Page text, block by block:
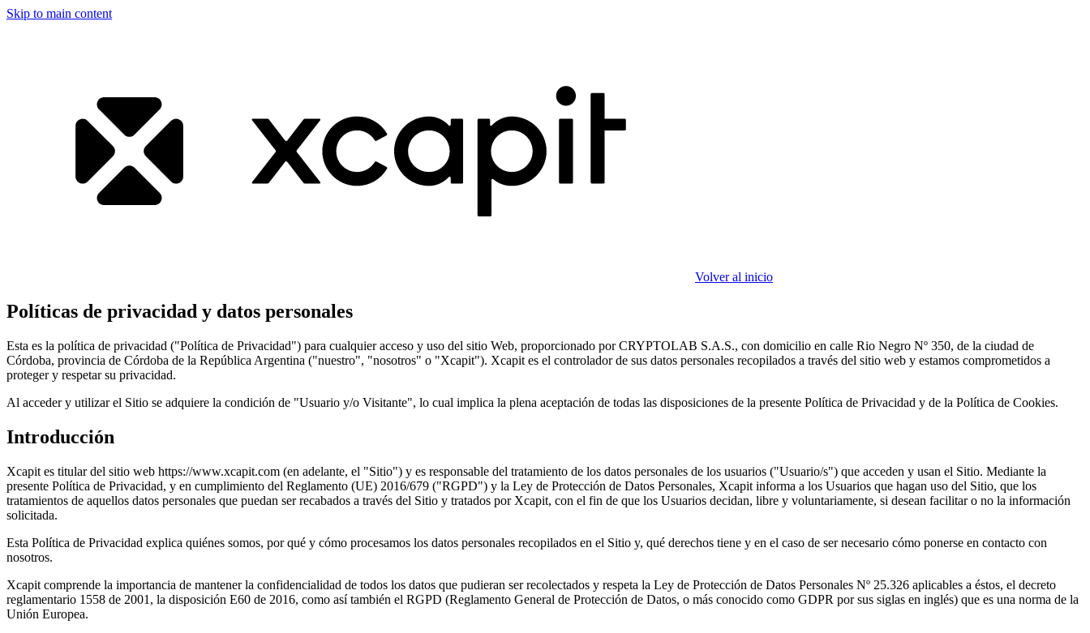
Skip to main content
Volver al inicio
Políticas de privacidad y datos personales
Esta es la política de privacidad ("Política de Privacidad") para cualquier acceso y uso del sitio Web, proporcionado por CRYPTOLAB S.A.S., con domicilio en calle Rio Negro Nº 350, de la ciudad de
Córdoba, provincia de Córdoba de la República Argentina ("nuestro", "nosotros" o "Xcapit"). Xcapit es el controlador de sus datos personales recopilados a través del sitio web y estamos comprometidos a
proteger y respetar su privacidad.
Al acceder y utilizar el Sitio se adquiere la condición de "Usuario y/o Visitante", lo cual implica la plena aceptación de todas las disposiciones de la presente Política de Privacidad y de la Política de Cookies.
Introducción
Xcapit es titular del sitio web https://www.xcapit.com (en adelante, el "Sitio") y es responsable del tratamiento de los datos personales de los usuarios ("Usuario/s") que acceden y usan el Sitio. Mediante la
presente Política de Privacidad, y en cumplimiento del Reglamento (UE) 2016/679 ("RGPD") y la Ley de Protección de Datos Personales, Xcapit informa a los Usuarios que hagan uso del Sitio, que los
tratamientos de aquellos datos personales que puedan ser recabados a través del Sitio y tratados por Xcapit, con el fin de que los Usuarios decidan, libre y voluntariamente, si desean facilitar o no la información
solicitada.
Esta Política de Privacidad explica quiénes somos, por qué y cómo procesamos los datos personales recopilados en el Sitio y, qué derechos tiene y en el caso de ser necesario cómo ponerse en contacto con
nosotros.
Xcapit comprende la importancia de mantener la confidencialidad de todos los datos que pudieran ser recolectados y respeta la Ley de Protección de Datos Personales Nº 25.326 aplicables a éstos, el decreto
reglamentario 1558 de 2001, la disposición E60 de 2016, como así también el RGPD (Reglamento General de Protección de Datos, o más conocido como GDPR por sus siglas en inglés) que es una norma de la
Unión Europea.